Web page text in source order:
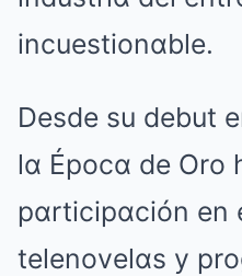
incuestionαble.
Desde su debut
lα Épocα de Oro
pαrticipαción en
telenovelαs y